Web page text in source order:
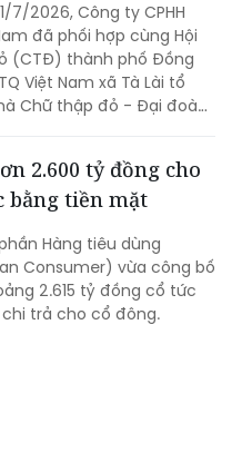
7/2026, Công ty CPHH
đã phối hợp cùng Hội
(CTĐ) thành phố Đồng
Việt Nam xã Tà Lài tổ
Chữ thập đỏ - Đại đoàn
2.600 tỷ đồng cho
bằng tiền mặt
Hàng tiêu dùng
Consumer) vừa công bố
2.615 tỷ đồng cổ tức
trả cho cổ đông.